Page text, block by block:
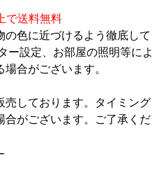
で送料無料
色に近づけるよう徹底して
ー設定、お部屋の照明等によ
合がございます。
しております。タイミング
合がございます。ご了承くだ